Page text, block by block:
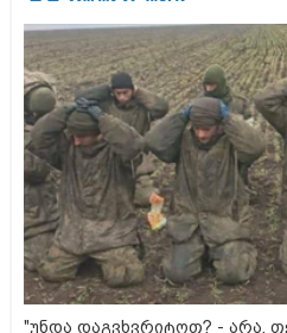
"უნდა დაგვხვრიტოთ? - არა,